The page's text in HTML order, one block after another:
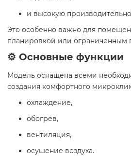
и высокую
Это особенно важно для
планировкой или ограниченным
⚙️ Основные функции
Модель оснащена всеми
создания комфортного
охлаждение,
обогрев,
вентиляция,
осушение воздуха.